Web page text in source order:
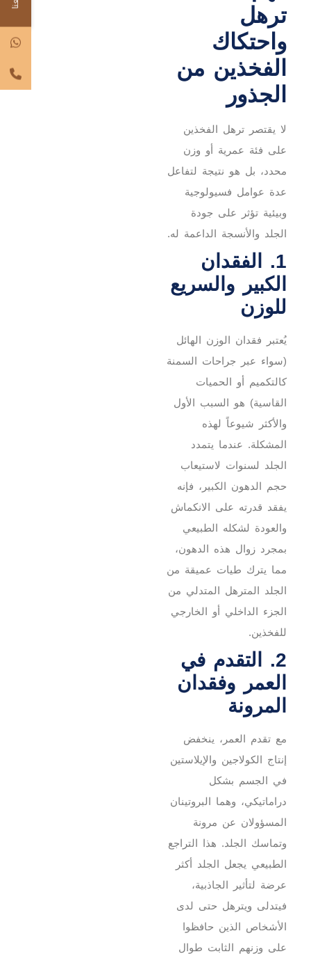
ترهل
واحتكاك
الفخذين من
الجذور
لا يقتصر ترهل الفخذين
على فئة عمرية أو وزن
محدد، بل هو نتيجة لتفاعل
عدة عوامل فسيولوجية
وبيئية تؤثر على جودة
الجلد والأنسجة الداعمة له.
1. الفقدان
الكبير والسريع
للوزن
يُعتبر فقدان الوزن الهائل
(سواء عبر جراحات السمنة
كالتكميم أو الحميات
القاسية) هو السبب الأول
والأكثر شيوعاً لهذه
المشكلة. عندما يتمدد
الجلد لسنوات لاستيعاب
حجم الدهون الكبير، فإنه
يفقد قدرته على الانكماش
والعودة لشكله الطبيعي
بمجرد زوال هذه الدهون،
مما يترك طيات عميقة من
الجلد المترهل المتدلي من
الجزء الداخلي أو الخارجي
للفخذين.
2. التقدم في
العمر وفقدان
المرونة
مع تقدم العمر، ينخفض
إنتاج الكولاجين والإيلاستين
في الجسم بشكل
دراماتيكي، وهما البروتينان
المسؤولان عن مرونة
وتماسك الجلد. هذا التراجع
الطبيعي يجعل الجلد أكثر
عرضة لتأثير الجاذبية،
فيتدلى ويترهل حتى لدى
الأشخاص الذين حافظوا
على وزنهم الثابت طوال